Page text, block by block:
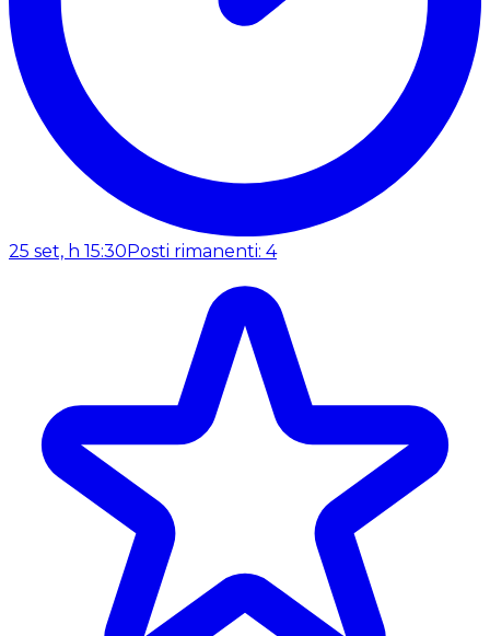
25 set, h 15:30Posti rimanenti: 4